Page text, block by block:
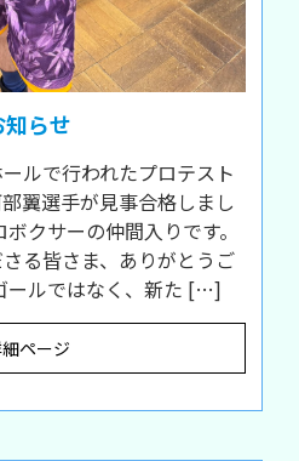
らせ
ルで行われたプロテスト
翼選手が見事合格しまし
クサーの仲間入りです。
る皆さま、ありがとうご
ールではなく、新た […]
ページ